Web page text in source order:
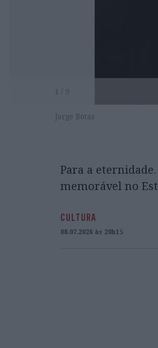
1 / 9
Jorge Botas
Para a
memorável no
CULTURA
08.07.2026 às 20h15